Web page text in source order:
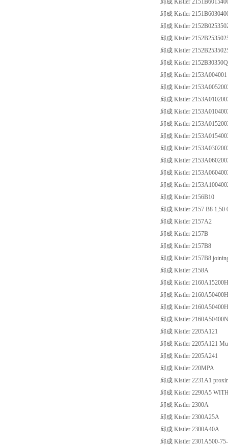
邱成 Kistler
邱成 Kistler
邱成 Kistler
邱成 Kistler
邱成 Kistler
邱成 Kistler
邱成 Kistler 2153A004001
邱成 Kistler
邱成 Kistler
邱成 Kistler
邱成 Kistler
邱成 Kistler
邱成 Kistler
邱成 Kistler
邱成 Kistler
邱成 Kistler
邱成 Kistler 2156B10
邱成 Kistler 2157 B8 1,50
邱成 Kistler 2157A2
邱成 Kistler 2157B
邱成 Kistler 2157B8
邱成 Kistler 2157B8
邱成 Kistler 2158A
邱成 Kistler 2160A15200H
邱成 Kistler 2160A50400H
邱成 Kistler 2160A50400H
邱成 Kistler 2160A50400N
邱成 Kistler 2205A121
邱成 Kistler 2205A121
邱成 Kistler 2205A241
邱成 Kistler 220MPA
邱成 Kistler 2231A1
邱成 Kistler 2290A5
邱成 Kistler 2300A
邱成 Kistler 2300A25A
邱成 Kistler 2300A40A
邱成 Kistler 2301A500-